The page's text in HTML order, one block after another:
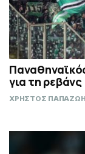
για τη
ΧΡΗΣΤΟΣ